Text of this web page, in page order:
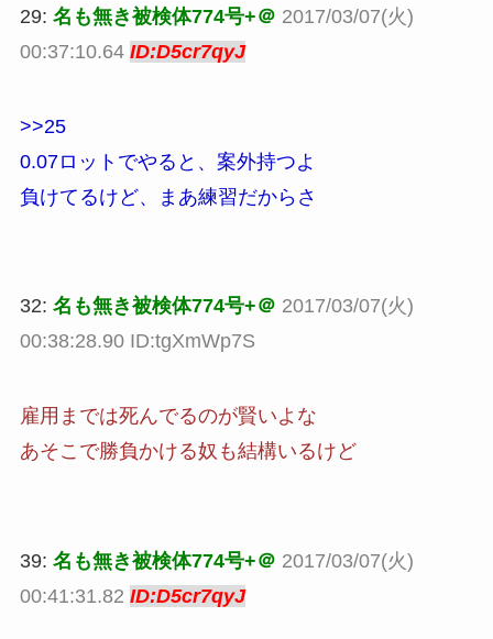
29: 名も無き被検体774号+＠ 2017/03/07(火)
00:37:10.64 ID:D5cr7qyJ
>>25
0.07ロットでやると、案外持つよ
負けてるけど、まあ練習だからさ
32: 名も無き被検体774号+＠ 2017/03/07(火)
00:38:28.90 ID:tgXmWp7S
雇用までは死んでるのが賢いよな
あそこで勝負かける奴も結構いるけど
39: 名も無き被検体774号+＠ 2017/03/07(火)
00:41:31.82 ID:D5cr7qyJ